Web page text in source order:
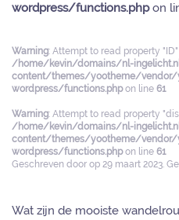
wordpress/functions.phpon
Warning: Attempt to read property
/home/kevin/domains/nl-
content/themes/yootheme/
wordpress/functions.phpon line 61
Warning: Attempt to read property
/home/kevin/domains/nl-
content/themes/yootheme/
wordpress/functions.phpon line 61
Geschreven door op 29 maart 2023.
Wat zijn de mooiste